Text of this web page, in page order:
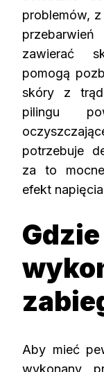
problemów,
zawierać
pomogą
skóry z
pilingu
potrzebuje
za to
efekt
Aby mieć
wykonany